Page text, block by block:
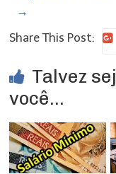
→
Share This Post:
Talvez
você...